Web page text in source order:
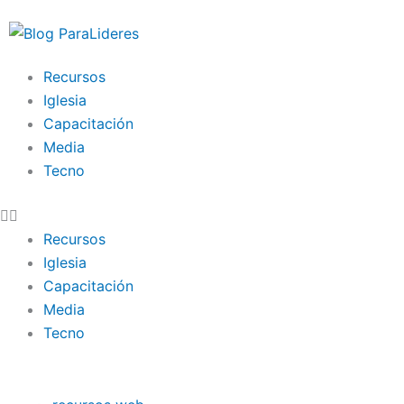
al
Recursos
Iglesia
Capacitación
Media
Tecno
Recursos
Iglesia
Capacitación
Media
Tecno